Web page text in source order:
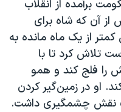
برآمده از انقلاب
آن که شاه برای
کمتر از یک ماه مانده به
تلاش کرد تا با
را فلج کند و همو
او در زمین‌گیر کردن
نظام پادشاهی و برآمد انقلاب ۵۷ نقش چشمگیری داشت.